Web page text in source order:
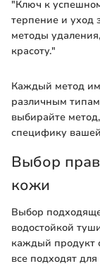
"Ключ к
терпение и уход
методы
красоту."
Каждый метод
различным
выбирайте
специфику
Выбор
кожи
Выбор
водостойкой
каждый продукт
все подходят